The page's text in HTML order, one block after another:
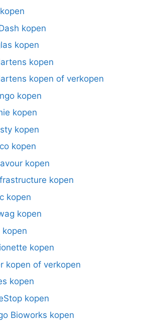
kopen
kopen
kopen
kopen of verkopen
kopen
kopen
kopen
kopen
kopen
kopen
kopen
kopen
kopen
kopen
kopen of verkopen
kopen
kopen
Bioworks kopen